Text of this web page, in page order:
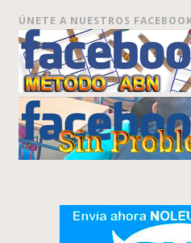
ÚNETE A NUESTROS